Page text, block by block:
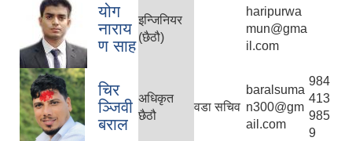
योग
नाराय
ण साह
इन्जिनियर
(छैठौ)
haripurwa
mun@gma
il.com
चिर
ञ्जिवी
बराल
अधिकृत
छैठौ
वडा सचिव
baralsuma
n300@gm
ail.com
984
413
985
9